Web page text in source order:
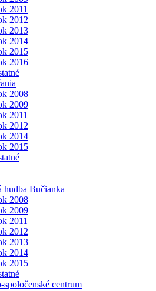
2011
2012
2013
2014
2015
2016
2008
2009
2011
2012
2014
2015
hudba Bučianka
2008
2009
2011
2012
2013
2014
2015
centrum